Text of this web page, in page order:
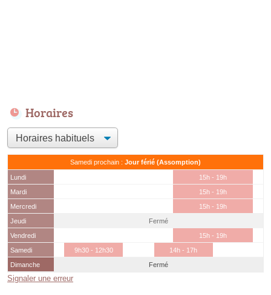
Horaires
Samedi prochain : Jour férié (Assomption)
Lundi
15h - 19h
Mardi
15h - 19h
Mercredi
15h - 19h
Jeudi
Fermé
Vendredi
15h - 19h
Samedi
9h30 - 12h30
14h - 17h
Dimanche
Fermé
Signaler une erreur